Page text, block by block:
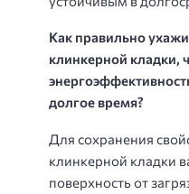
Как правильно
клинкерной кладки,
долгое время?
Для сохранения
клинкерной кладки
поверхность от